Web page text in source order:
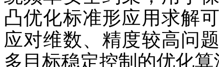
凸优化标准形应用求解
应对维数、精度较高问
多目标稳定控制的优化